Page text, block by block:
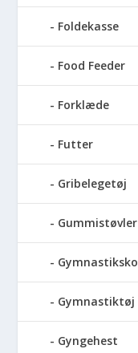
Foldekasse
Food Feeder
Forklæde
Futter
Gribelegetøj
Gummistøvler
Gymnastiksko
Gymnastiktøj
Gyngehest